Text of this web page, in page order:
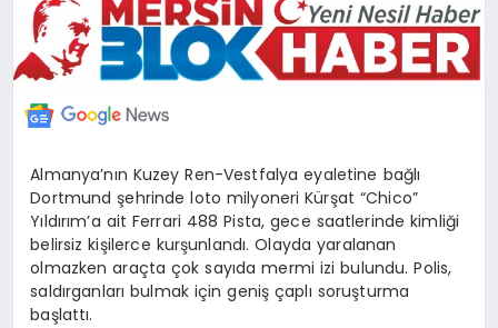
ILETİŞİM
KÜNYE
Almanya’nın Kuzey Ren-Vestfalya eyaletine bağlı
Dortmund şehrinde loto milyoneri Kürşat “Chico”
Yıldırım’a ait Ferrari 488 Pista, gece saatlerinde kimliği
belirsiz kişilerce kurşunlandı. Olayda yaralanan
olmazken araçta çok sayıda mermi izi bulundu. Polis,
saldırganları bulmak için geniş çaplı soruşturma
başlattı.